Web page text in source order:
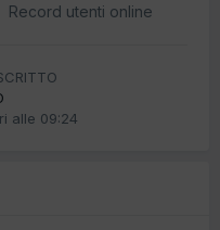
Record utenti online
alle 09:24